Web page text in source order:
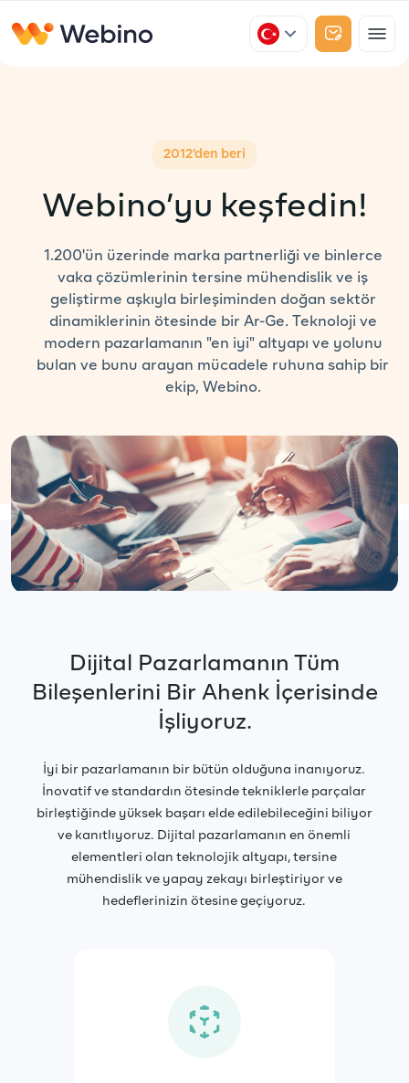
2012’den beri
Webino’yu keşfedin!
1.200'ün üzerinde marka partnerliği ve binlerce
vaka çözümlerinin tersine mühendislik ve iş
geliştirme aşkıyla birleşiminden doğan sektör
dinamiklerinin ötesinde bir Ar-Ge. Teknoloji ve
modern pazarlamanın "en iyi" altyapı ve yolunu
bulan ve bunu arayan mücadele ruhuna sahip bir
ekip, Webino.
Dijital Pazarlamanın Tüm
Bileşenlerini Bir Ahenk İçerisinde
İşliyoruz.
İyi bir pazarlamanın bir bütün olduğuna inanıyoruz.
İnovatif ve standardın ötesinde tekniklerle parçalar
birleştiğinde yüksek başarı elde edilebileceğini biliyor
ve kanıtlıyoruz. Dijital pazarlamanın en önemli
elementleri olan teknolojik altyapı, tersine
mühendislik ve yapay zekayı birleştiriyor ve
hedeflerinizin ötesine geçiyoruz.